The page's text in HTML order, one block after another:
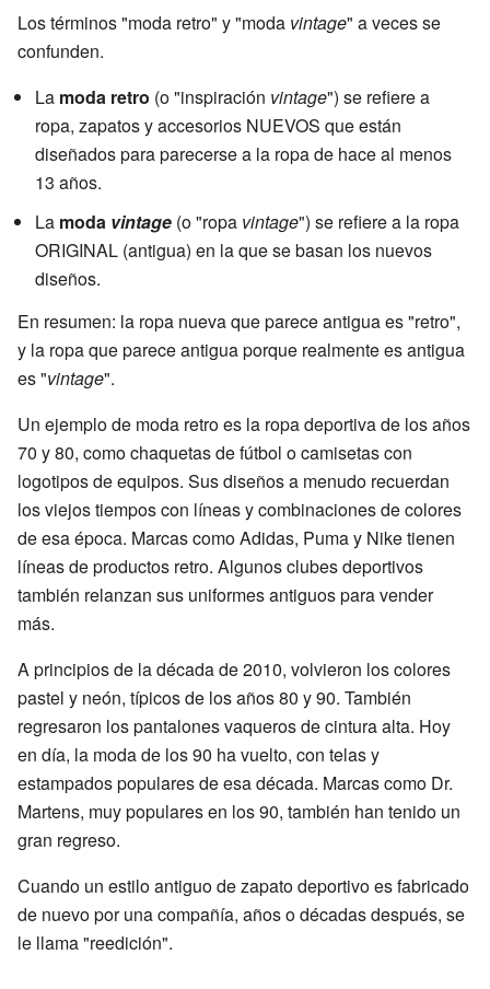
Los términos "moda retro" y "moda vintage" a veces se
confunden.
La moda retro (o "inspiración vintage") se refiere a
ropa, zapatos y accesorios NUEVOS que están
diseñados para parecerse a la ropa de hace al menos
13 años.
La moda vintage (o "ropa vintage") se refiere a la ropa
ORIGINAL (antigua) en la que se basan los nuevos
diseños.
En resumen: la ropa nueva que parece antigua es "retro",
y la ropa que parece antigua porque realmente es antigua
es "vintage".
Un ejemplo de moda retro es la ropa deportiva de los años
70 y 80, como chaquetas de fútbol o camisetas con
logotipos de equipos. Sus diseños a menudo recuerdan
los viejos tiempos con líneas y combinaciones de colores
de esa época. Marcas como Adidas, Puma y Nike tienen
líneas de productos retro. Algunos clubes deportivos
también relanzan sus uniformes antiguos para vender
más.
A principios de la década de 2010, volvieron los colores
pastel y neón, típicos de los años 80 y 90. También
regresaron los pantalones vaqueros de cintura alta. Hoy
en día, la moda de los 90 ha vuelto, con telas y
estampados populares de esa década. Marcas como Dr.
Martens, muy populares en los 90, también han tenido un
gran regreso.
Cuando un estilo antiguo de zapato deportivo es fabricado
de nuevo por una compañía, años o décadas después, se
le llama "reedición".